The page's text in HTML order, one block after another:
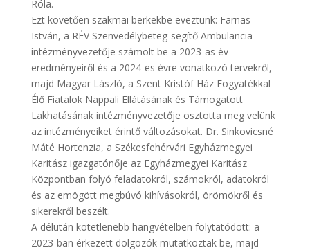
Róla.
Ezt követően szakmai berkekbe eveztünk: Farnas
István, a RÉV Szenvedélybeteg-segítő Ambulancia
intézményvezetője számolt be a 2023-as év
eredményeiről és a 2024-es évre vonatkozó tervekről,
majd Magyar László, a Szent Kristóf Ház Fogyatékkal
Élő Fiatalok Nappali Ellátásának és Támogatott
Lakhatásának intézményvezetője osztotta meg velünk
az intézményeiket érintő változásokat. Dr. Sinkovicsné
Máté Hortenzia, a Székesfehérvári Egyházmegyei
Karitász igazgatónője az Egyházmegyei Karitász
Központban folyó feladatokról, számokról, adatokról
és az emögött megbúvó kihívásokról, örömökről és
sikerekről beszélt.
A délután kötetlenebb hangvételben folytatódott: a
2023-ban érkezett dolgozók mutatkoztak be, majd